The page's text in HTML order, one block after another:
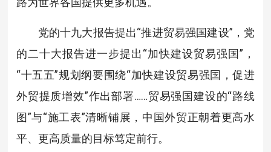
党的十九大报告提出“推进贸易强国建设”，党
的二十大报告进一步提出“加快建设贸易强国”，
“十五五”规划纲要围绕“加快建设贸易强国，促进
外贸提质增效”作出部署……贸易强国建设的“路线
图”与“施工表”清晰铺展，中国外贸正朝着更高水
平、更高质量的目标笃定前行。